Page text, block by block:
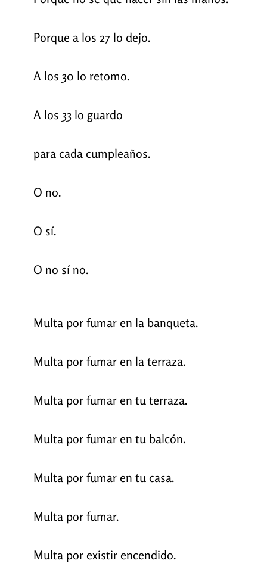
Porque a los 27 lo dejo.
A los 30 lo retomo.
A los 33 lo guardo
para cada cumpleaños.
O no.
O sí.
O no sí no.
Multa por fumar en la banqueta.
Multa por fumar en la terraza.
Multa por fumar en tu terraza.
Multa por fumar en tu balcón.
Multa por fumar en tu casa.
Multa por fumar.
Multa por existir encendido.